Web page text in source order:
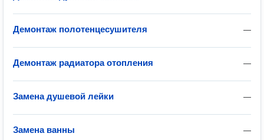
—
Демонтаж полотенцесушителя
—
Демонтаж радиатора отопления
—
Замена душевой лейки
—
Замена ванны